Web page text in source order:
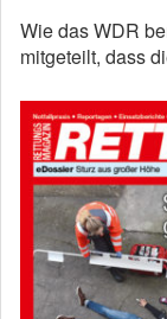
Wie das WDR
mitgeteilt, dass